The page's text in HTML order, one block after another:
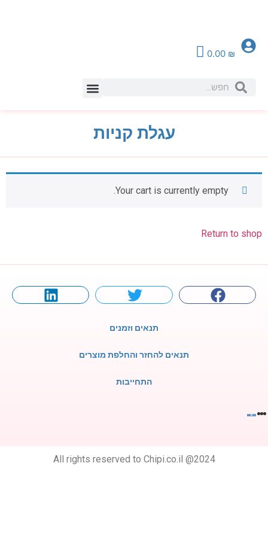
0.00 ₪
עגלת קניות
Your cart is currently empty.
Return to shop
תנאים וזמנים
תנאים להחזר והחלפת מוצרים
התחייבות
All rights reserved to Chipi.co.il @2024